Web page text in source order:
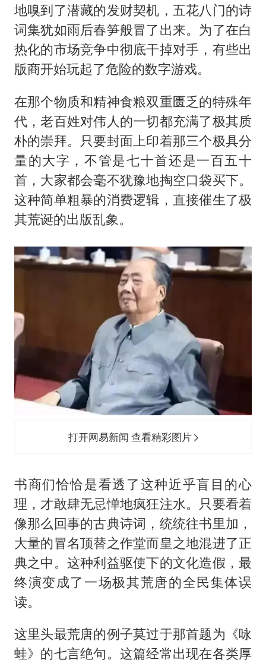
地嗅到了潜藏的发财契机，五花八门的诗
词集犹如雨后春笋般冒了出来。为了在白
热化的市场竞争中彻底干掉对手，有些出
版商开始玩起了危险的数字游戏。
在那个物质和精神食粮双重匮乏的特殊年
代，老百姓对伟人的一切都充满了极其质
朴的崇拜。只要封面上印着那三个极具分
量的大字，不管是七十首还是一百五十
首，大家都会毫不犹豫地掏空口袋买下。
这种简单粗暴的消费逻辑，直接催生了极
其荒诞的出版乱象。
打开网易新闻 查看精彩图片
书商们恰恰是看透了这种近乎盲目的心
理，才敢肆无忌惮地疯狂注水。只要看着
像那么回事的古典诗词，统统往书里加，
大量的冒名顶替之作堂而皇之地混进了正
典之中。这种利益驱使下的文化造假，最
终演变成了一场极其荒唐的全民集体误
读。
这里头最荒唐的例子莫过于那首题为《咏
蛙》的七言绝句。这篇经常出现在各类厚